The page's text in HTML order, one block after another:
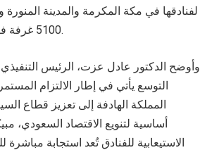
لفنادقها في مكة المكرمة والمدينة
5100 غرفة فندقية بنهاية 2024.
وأوضح الدكتور عادل عزت، الرئيس التنفيذي
التوسع يأتي في إطار الالتزام
المملكة الهادفة إلى تعزيز قطاع
أساسية لتنويع الاقتصاد السعودي،
الاستيعابية للفنادق تُعد استجابة مباشرة